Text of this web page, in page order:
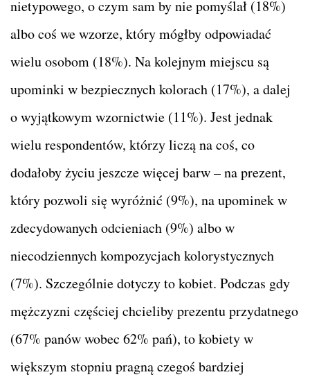
nietypowego, o czym sam by nie pomyślał (18%)
albo coś we wzorze, który mógłby odpowiadać
wielu osobom (18%). Na kolejnym miejscu są
upominki w bezpiecznych kolorach (17%), a dalej
o wyjątkowym wzornictwie (11%). Jest jednak
wielu respondentów, którzy liczą na coś, co
dodałoby życiu jeszcze więcej barw – na prezent,
który pozwoli się wyróżnić (9%), na upominek w
zdecydowanych odcieniach (9%) albo w
niecodziennych kompozycjach kolorystycznych
(7%). Szczególnie dotyczy to kobiet. Podczas gdy
mężczyzni częściej chcieliby prezentu przydatnego
(67% panów wobec 62% pań), to kobiety w
większym stopniu pragną czegoś bardziej